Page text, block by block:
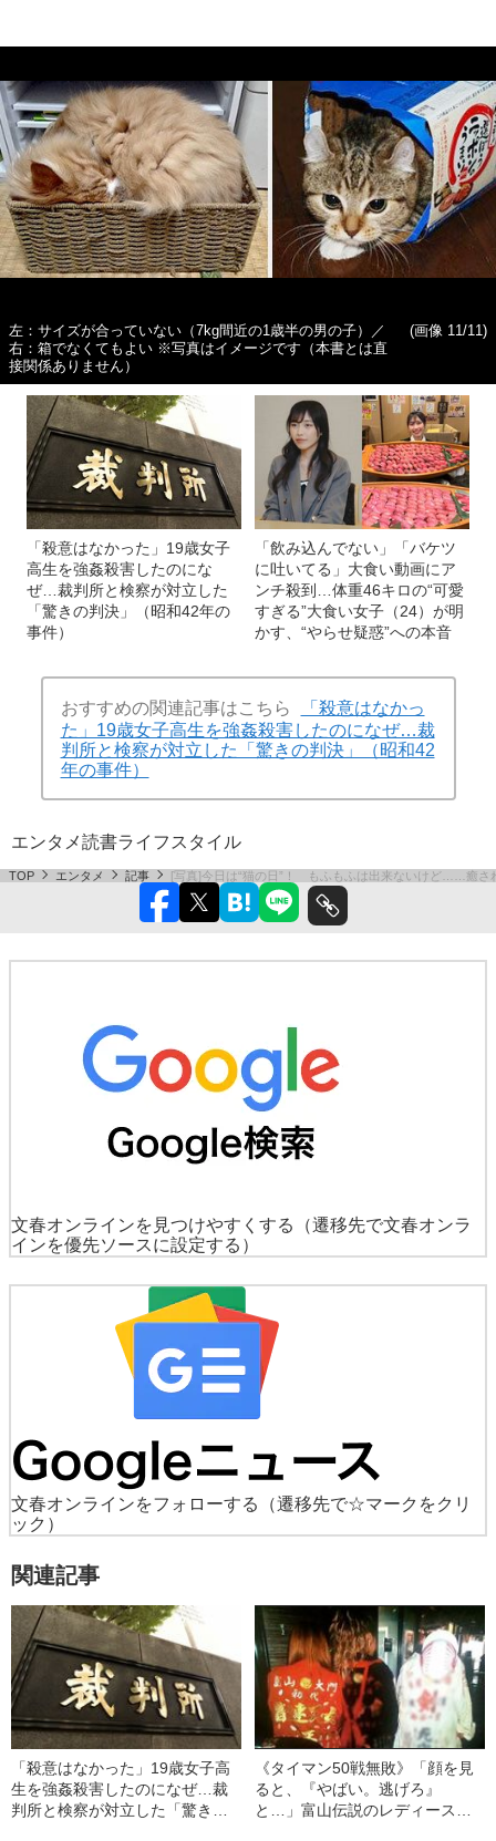
左：サイズが合っていない（7kg間近の1歳半の男の子）／
右：箱でなくてもよい ※写真はイメージです（本書とは直
接関係ありません）
(画像 11/11)
「殺意はなかった」19歳女子
高生を強姦殺害したのにな
ぜ…裁判所と検察が対立した
「驚きの判決」（昭和42年の
事件）
「飲み込んでない」「バケツ
に吐いてる」大食い動画にア
ンチ殺到…体重46キロの“可愛
すぎる”大食い女子（24）が明
かす、“やらせ疑惑”への本音
おすすめの関連記事はこちら
「殺意はなかっ
た」19歳女子高生を強姦殺害したのになぜ…裁
判所と検察が対立した「驚きの判決」（昭和42
年の事件）
エンタメ読書ライフスタイル
TOP エンタメ 記事 [写真]今日は“猫の日”！ もふもふは出来ないけど……癒さ
文春オンラインを見つけやすくする
（遷移先で文春オンラ
インを優先ソースに設定する）
文春オンラインをフォローする
（遷移先で☆マークをクリ
ック）
関連記事
「殺意はなかった」19歳女子高
生を強姦殺害したのになぜ…裁
判所と検察が対立した「驚きの
《タイマン50戦無敗》「顔を見
ると、『やばい。逃げろ』
と…」富山伝説のレディース初